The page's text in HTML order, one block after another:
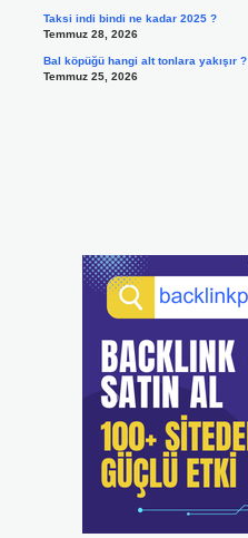
Taksi indi bindi ne kadar 2025 ?
Temmuz 28, 2026
Bal köpüğü hangi alt tonlara yakışır ?
Temmuz 25, 2026